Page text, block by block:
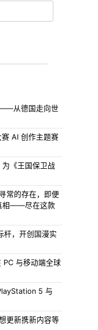
从德国走向世
赛 AI 创作主题赛
《王国保卫战
常的存在，即便
相——尽在这款
杆，开创国漫实
PC 与移动端全球
5 与
更新携新内容等